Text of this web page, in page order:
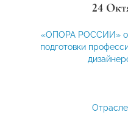
24
«ОПОРА РОССИИ»
подготовки